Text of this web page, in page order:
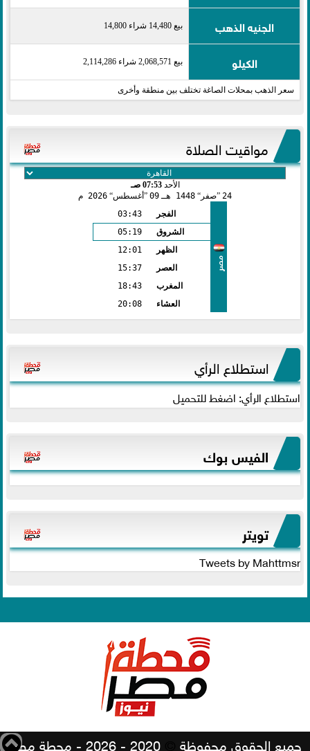
الجنيه الذهب بيع 14,480 شراء 14,800
الكيلو بيع 2,068,571 شراء 2,114,286
سعر الذهب بمحلات الصاغة تختلف بين منطقة وأخرى
مواقيت الصلاة
الأحد07:53 صـ
24 صفر 1448 هـ 09 أغسطس 2026 م
مصر
الفجر
03:43
الشروق
05:19
الظهر
12:01
العصر
15:37
المغرب
18:43
العشاء
20:08
استطلاع الرأي
استطلاع الرأي: اضغط للتحميل
الفيس بوك
تويتر
Tweets by Mahttmsr
جميع الحقوق محفوظة 2020 - 2026 - محطة مصر